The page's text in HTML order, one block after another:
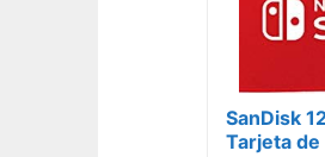
SanDisk
Tarjeta